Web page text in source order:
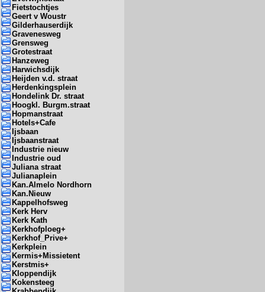
Fietstochtjes
Geert v Woustr
Gilderhauserdijk
Gravenesweg
Grensweg
Grotestraat
Hanzeweg
Harwichsdijk
Heijden v.d. straat
Herdenkingsplein
Hondelink Dr. straat
Hoogkl. Burgm.straat
Hopmanstraat
Hotels+Cafe
Ijsbaan
Ijsbaanstraat
Industrie nieuw
Industrie oud
Juliana straat
Julianaplein
Kan.Almelo Nordhorn
Kan.Nieuw
Kappelhofsweg
Kerk Herv
Kerk Kath
Kerkhofploeg+
Kerkhof_Prive+
Kerkplein
Kermis+Missietent
Kerstmis+
Kloppendijk
Kokensteeg